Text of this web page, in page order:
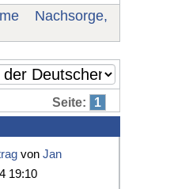
Nachsorge,
Seite: 1
von Jan
19:10